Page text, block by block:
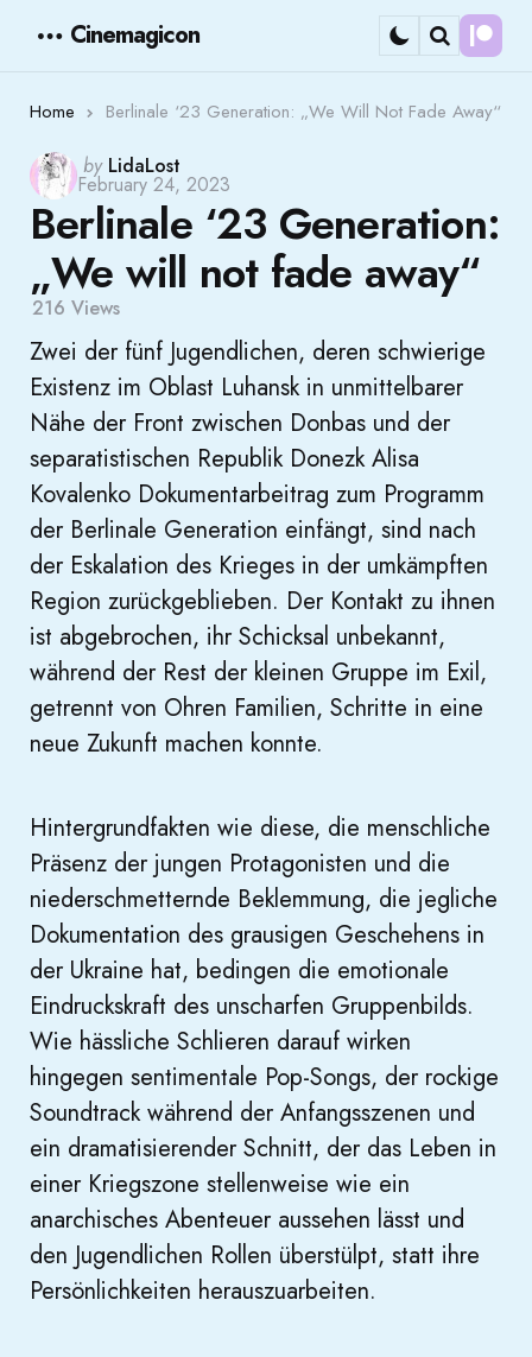
Cinemagicon
Search
Home Berlinale ‘23 Generation: „We Will Not Fade Away“
Posted
by
by LidaLost
February 24, 2023
Berlinale ‘23 Generation:
„We will not fade away“
216 Views
Zwei der fünf Jugendlichen, deren schwierige
Existenz im Oblast Luhansk in unmittelbarer
Nähe der Front zwischen Donbas und der
separatistischen Republik Donezk Alisa
Kovalenko Dokumentarbeitrag zum Programm
der Berlinale Generation einfängt, sind nach
der Eskalation des Krieges in der umkämpften
Region zurückgeblieben. Der Kontakt zu ihnen
ist abgebrochen, ihr Schicksal unbekannt,
während der Rest der kleinen Gruppe im Exil,
getrennt von Ohren Familien, Schritte in eine
neue Zukunft machen konnte.
Hintergrundfakten wie diese, die menschliche
Präsenz der jungen Protagonisten und die
niederschmetternde Beklemmung, die jegliche
Dokumentation des grausigen Geschehens in
der Ukraine hat, bedingen die emotionale
Eindruckskraft des unscharfen Gruppenbilds.
Wie hässliche Schlieren darauf wirken
hingegen sentimentale Pop-Songs, der rockige
Soundtrack während der Anfangsszenen und
ein dramatisierender Schnitt, der das Leben in
einer Kriegszone stellenweise wie ein
anarchisches Abenteuer aussehen lässt und
den Jugendlichen Rollen überstülpt, statt ihre
Persönlichkeiten herauszuarbeiten.